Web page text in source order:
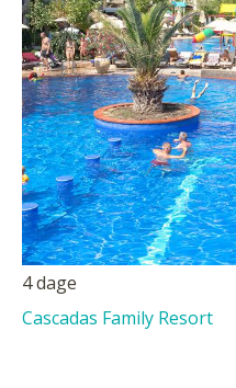
4 dage
Cascadas Family Resort